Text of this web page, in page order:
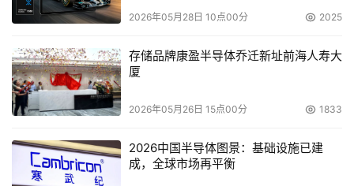
2026年05月28日 10点00分 2025
存储品牌康盈半导体乔迁新址前海人寿大
厦
2026年05月26日 15点00分 1833
2026中国半导体图景：基础设施已建
成，全球市场再平衡